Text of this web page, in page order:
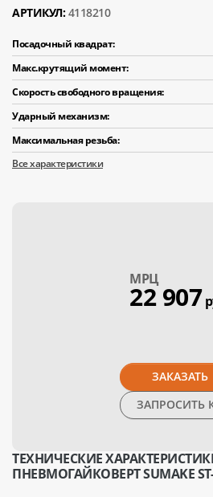
АРТИКУЛ: 4118210
Посадочный квадрат:
Макс.крутящий момент:
Скорость свободного вращения:
Ударный механизм:
Максимальная резьба:
Все характеристики
МPЦ
22 907
ЗАКАЗАТЬ
ТЕХНИЧЕСКИЕ
ПНЕВМОГАЙКОВЕРТ SUMAKE